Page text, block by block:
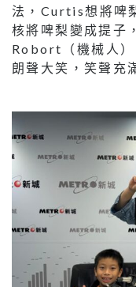
法，Curtis想將啤
核將啤梨變成提子
Robort（機械人）
朗聲大笑，笑聲充